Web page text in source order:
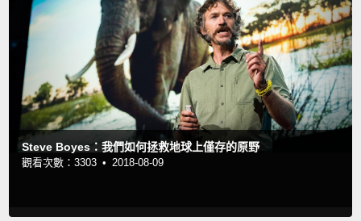
Steve Boyes：我們如何拯救地球上僅存的原野
觀看次數：3303 •2018-08-09